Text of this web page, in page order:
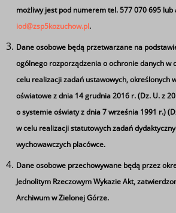
Narodowe czytanie
możliwy jest pod numerem tel. 577 070 695
iod@zsp5kozuchow.pl.
Dane osobowe będą przetwarzane na
ogólnego rozporządzenia o ochronie danych w
celu realizacji zadań ustawowych, określonych
oświatowe z dnia 14 grudnia 2016 r. (Dz. U. z
o systemie oświaty z dnia 7 września 1991 r.)
w celu realizacji statutowych zadań
wychowawczych placówce.
Dane osobowe przechowywane będą przez
Jednolitym Rzeczowym Wykazie Akt,
Archiwum w Zielonej Górze.